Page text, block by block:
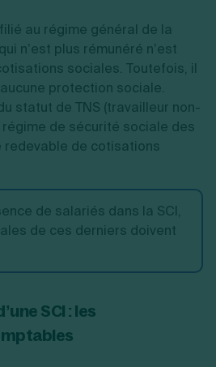
au régime général de la
n’est plus rémunéré n’est
sociales. Toutefois, il
protection sociale.
statut de TNS (travailleur non-
de sécurité sociale des
de cotisations
de salariés dans la SCI,
de ces derniers doivent
SCI : les